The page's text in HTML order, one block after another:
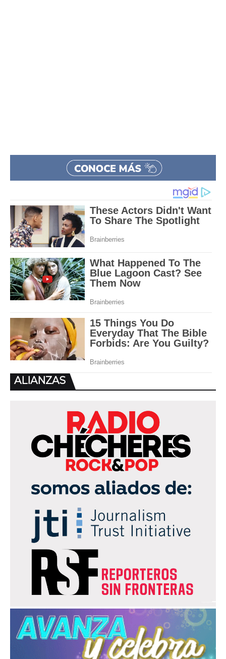
ALIANZAS